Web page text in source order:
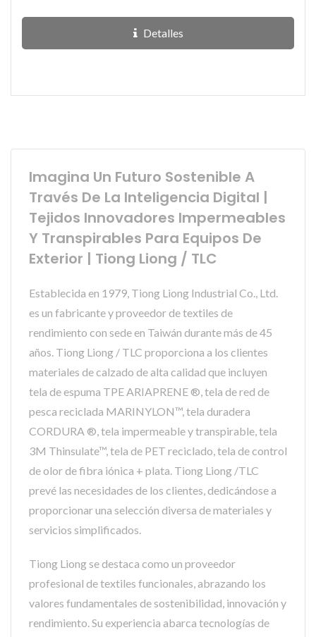
Detalles
Imagina Un Futuro Sostenible A
Través De La Inteligencia Digital |
Tejidos Innovadores Impermeables
Y Transpirables Para Equipos De
Exterior | Tiong Liong / TLC
Establecida en 1979, Tiong Liong Industrial Co., Ltd.
es un fabricante y proveedor de textiles de
rendimiento con sede en Taiwán durante más de 45
años. Tiong Liong / TLC proporciona a los clientes
materiales de calzado de alta calidad que incluyen
tela de espuma TPE ARIAPRENE ®, tela de red de
pesca reciclada MARINYLON™, tela duradera
CORDURA ®, tela impermeable y transpirable, tela
3M Thinsulate™, tela de PET reciclado, tela de control
de olor de fibra iónica + plata. Tiong Liong /TLC
prevé las necesidades de los clientes, dedicándose a
proporcionar una selección diversa de materiales y
servicios simplificados.
Tiong Liong se destaca como un proveedor
profesional de textiles funcionales, abrazando los
valores fundamentales de sostenibilidad, innovación y
rendimiento. Su experiencia abarca tecnologías de